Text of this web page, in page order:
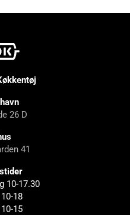
26 D
41
10-17.30
18
15